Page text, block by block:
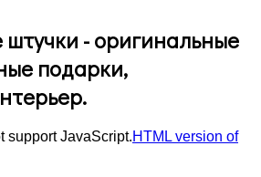
- оригинальные
подарки,
support JavaScript.HTML version of